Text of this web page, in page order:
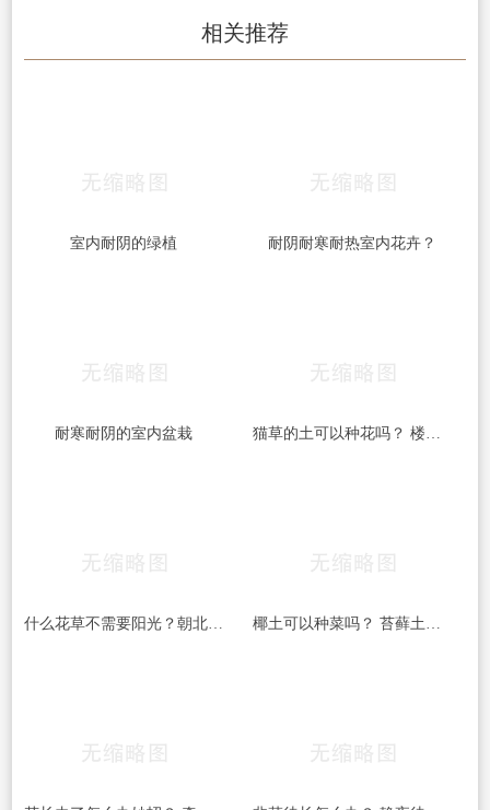
相关推荐
室内耐阴的绿植 耐阴耐寒耐热室内花卉？
耐寒耐阴的室内盆栽 猫草的土可以种花吗？ 楼顶积土可以种花吗？
什么花草不需要阳光？朝北阳台种花草大全？ 椰土可以种菜吗？ 苔藓土可以种菜吗？